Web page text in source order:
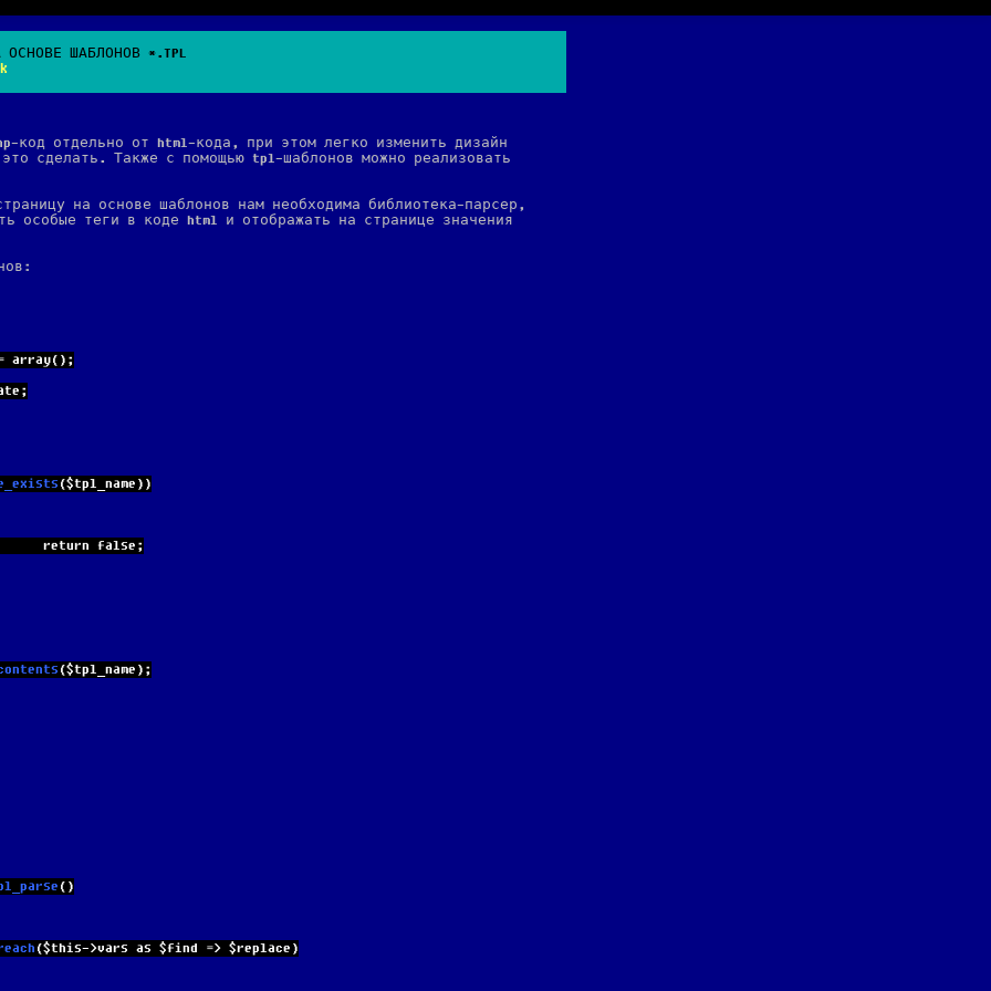
ОСНОВЕ ШАБЛОНОВ *.TPL
код отдельно от html-кода, при этом легко изменить дизайн
сделать. Также с помощью tpl-шаблонов можно реализовать
на основе шаблонов нам необходима библиотека-парсер,
особые теги в коде html и отображать на странице значения
array();
($tpl_name))
                                 return false;
($tpl_name);
()
foreach
($this->vars as $find => $replace)